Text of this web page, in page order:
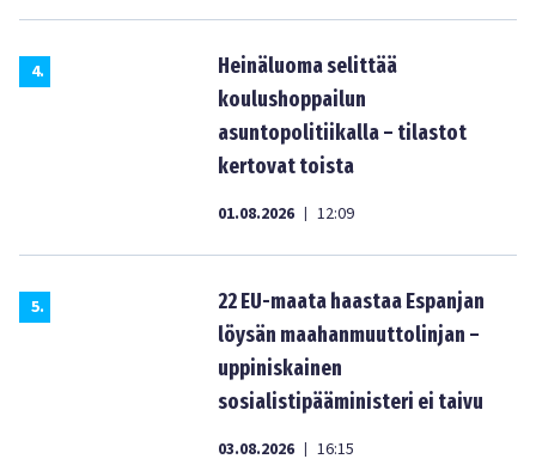
4.
Heinäluoma selittää
koulushoppailun
asuntopolitiikalla – tilastot
kertovat toista
01.08.2026 | 12:09
5.
22 EU-maata haastaa Espanjan
löysän maahanmuuttolinjan –
uppiniskainen
sosialistipääministeri ei taivu
03.08.2026 | 16:15